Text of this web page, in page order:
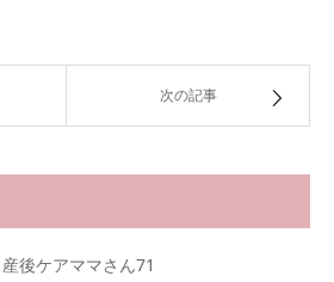
次の記事
産後ケアママさん71